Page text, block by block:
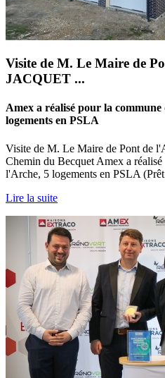
Visite de M. Le Maire de
JACQUET ...
Amex a réalisé pour la
logements en PSLA
Visite de M. Le Maire de Pont de
Chemin du Becquet Amex a
l'Arche, 5 logements en PSLA
Lire la suite